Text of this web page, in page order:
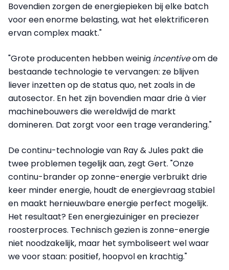
Bovendien zorgen de energiepieken bij elke batch
voor een enorme belasting, wat het elektrificeren
ervan complex maakt."
"Grote producenten hebben weinig incentiveom de
bestaande technologie te vervangen: ze blijven
liever inzetten op de status quo, net zoals in de
autosector. En het zijn bovendien maar drie à vier
machinebouwers die wereldwijd de markt
domineren. Dat zorgt voor een trage verandering."
De continu-technologie van Ray & Jules pakt die
twee problemen tegelijk aan, zegt Gert. "Onze
continu-brander op zonne-energie verbruikt drie
keer minder energie, houdt de energievraag stabiel
en maakt hernieuwbare energie perfect mogelijk.
Het resultaat? Een energiezuiniger en preciezer
roosterproces. Technisch gezien is zonne-energie
niet noodzakelijk, maar het symboliseert wel waar
we voor staan: positief, hoopvol en krachtig."